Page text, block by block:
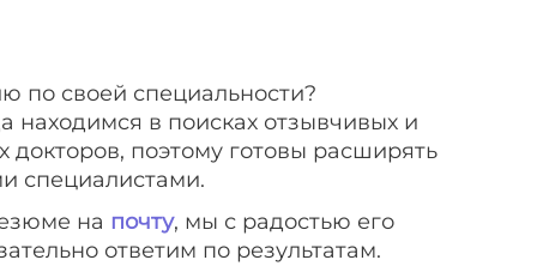
по своей специальности?
находимся в поисках отзывчивых и
докторов, поэтому готовы расширять
специалистами.
на почту, мы с радостью его
ответим по результатам.